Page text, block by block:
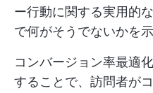
ー行動に関する実用的
で何がそうでないかを示
コンバージョン率最適
することで、訪問者が